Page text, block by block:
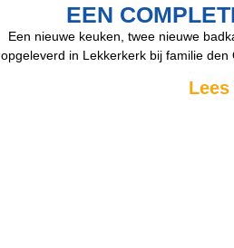
EEN
Een nieuwe keuken, twee nieuwe
opgeleverd in Lekkerkerk bij familie